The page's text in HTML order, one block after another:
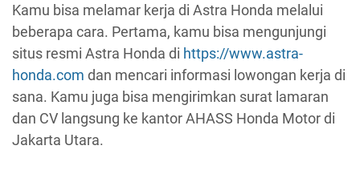
Kamu bisa melamar kerja di Astra Honda melalui
beberapa cara. Pertama, kamu bisa mengunjungi
situs resmi Astra Honda di https://www.astra-
honda.com dan mencari informasi lowongan kerja di
sana. Kamu juga bisa mengirimkan surat lamaran
dan CV langsung ke kantor AHASS Honda Motor di
Jakarta Utara.